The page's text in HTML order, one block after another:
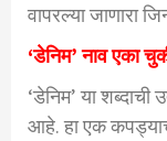
वापरल्या जाणारा
‘डेनिम’ नाव एका
‘डेनिम’ या
आहे. हा एक